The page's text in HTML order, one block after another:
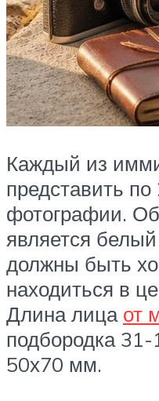
Каждый из
представить
фотографии.
является
должны быть
находиться в
Длина лица от
подбородка
50х70 мм.